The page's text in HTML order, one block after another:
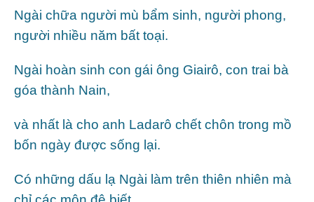
Ngài chữa người mù bẩm sinh, người phong,
người nhiều năm bất toại.
Ngài hoàn sinh con gái ông Giairô, con trai bà
góa thành Nain,
và nhất là cho anh Ladarô chết chôn trong mồ
bốn ngày được sống lại.
Có những dấu lạ Ngài làm trên thiên nhiên mà